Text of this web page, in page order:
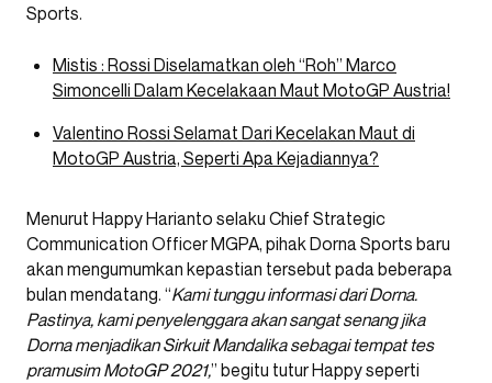
Sports.
Mistis : Rossi Diselamatkan oleh “Roh” Marco
Simoncelli Dalam Kecelakaan Maut MotoGP Austria!
Valentino Rossi Selamat Dari Kecelakan Maut di
MotoGP Austria, Seperti Apa Kejadiannya?
Menurut Happy Harianto selaku Chief Strategic
Communication Officer MGPA, pihak Dorna Sports baru
akan mengumumkan kepastian tersebut pada beberapa
bulan mendatang. “Kami tunggu informasi dari Dorna.
Pastinya, kami penyelenggara akan sangat senang jika
Dorna menjadikan Sirkuit Mandalika sebagai tempat tes
pramusim MotoGP 2021,” begitu tutur Happy seperti